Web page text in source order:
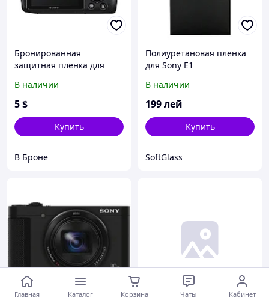
Бронированная
защитная пленка для
DSC-H400
В наличии
5$
Купить
В Броне
Полиуретановая пленка
для Sony E1
В наличии
199лей
Купить
SoftGlass
Главная Каталог Корзина Чаты Кабинет